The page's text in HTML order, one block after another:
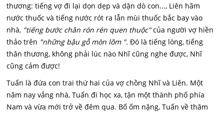
thương: tiếng vợ đi lại dọn dẹp và dặn dò con..., Liên hãm
nước thuốc và tiếng nước rót ra lẫn mùi thuốc bắc bay vào
nhà, "tiếng bước chân rón rén quen thuộc"của người vợ hiền
thảo trên "những bậu gỗ mòn lõm ". Đó là tiếng lòng, tiếng
thân thương, không phải lúc nào Nhĩ cũng nghe được, Nhĩ
cũng cảm được!
Tuấn là đứa con trai thứ hai của vợ chồng Nhĩ và Liên. Một
năm nay vắng nhà, Tuấn đi học xa, tận một thành phố phía
Nam và vừa mới trở về đêm qua. Bố ốm nặng, Tuấn về thăm